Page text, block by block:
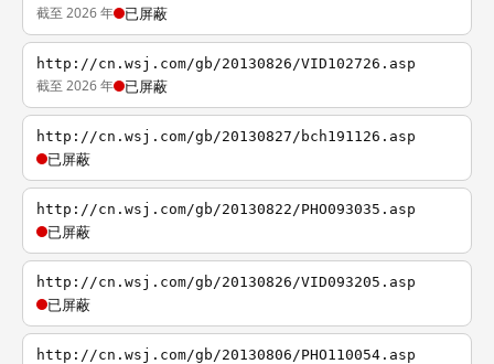
截至 2026 年 已屏蔽
http://cn.wsj.com/gb/20130826/VID102726.asp
截至 2026 年 已屏蔽
http://cn.wsj.com/gb/20130827/bch191126.asp
已屏蔽
http://cn.wsj.com/gb/20130822/PHO093035.asp
已屏蔽
http://cn.wsj.com/gb/20130826/VID093205.asp
已屏蔽
http://cn.wsj.com/gb/20130806/PHO110054.asp